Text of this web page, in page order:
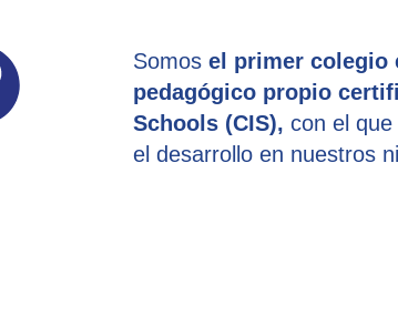
Somos el primer colegio
pedagógico propio
Schools (CIS), con el
el desarrollo en nuestros